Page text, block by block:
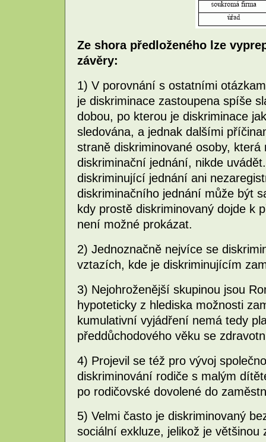
Ze shora předloženého lze
závěry:
1) V porovnání s ostatními
je diskriminace zastoupena spíše
dobou, po kterou je diskriminace
sledována, a jednak dalšími
straně diskriminované osoby,
diskriminační jednání, nikde
diskriminující jednání ani
diskriminačního jednání může být
kdy prostě diskriminovaný dojde k
není možné prokázat.
2) Jednoznačně nejvíce se
vztazích, kde je diskriminujícím
3) Nejohroženější skupinou jsou
hypoteticky z hlediska možnosti
kumulativní vyjádření nemá tedy
předdůchodového věku se
4) Projevil se též pro vývoj
diskriminování rodiče s malým
po rodičovské dovolené do
5) Velmi často je diskriminovaný
sociální exkluze, jelikož je většinou